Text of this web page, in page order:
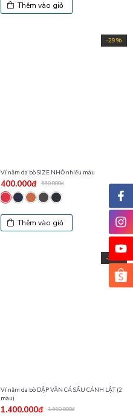
Thêm vào giỏ
-29%
Ví nằm da bò SIZE NHỎ nhiều màu
400.000đ 560.000đ
Thêm vào giỏ
-29%
Ví nằm da bò DẬP VÂN CÁ SẤU CÁNH LẬT (2
màu)
1.400.000đ 1.960.000đ